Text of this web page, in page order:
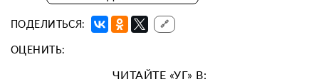
ПОДЕЛИТЬСЯ: 🔗
ОЦЕНИТЬ:
ЧИТАЙТЕ «УГ» В: